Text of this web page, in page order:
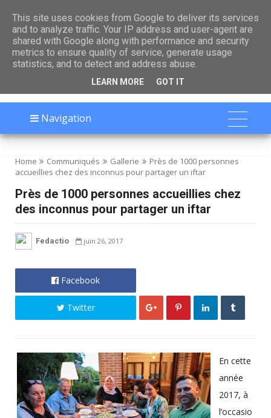

Navigation
Home Communiqués Gallerie
Près de 1000 personnes
accueillies chez des inconnus pour partager un iftar
Près de 1000 personnes accueillies chez
des inconnus pour partager un iftar
Fedactio juin 26, 2017
Facebook
Twitter
En cette
année
2017, à
l’occasio
This site uses cookies from Google to deliver its services
and to analyze traffic. Your IP address and user-agent are
shared with Google along with performance and security
metrics to ensure quality of service, generate usage
statistics, and to detect and address abuse.
LEARN MORE GOT IT